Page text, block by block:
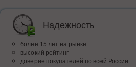
Надежность
более 15 лет на рынке
высокий рейтинг
доверие покупателей по всей России